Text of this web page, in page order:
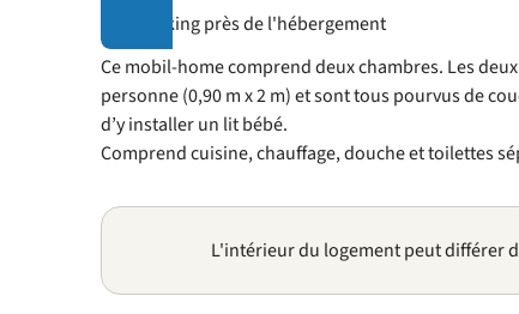
Parking près de l'hébergement
Ce mobil-home comprend deux chambres. Les
personne (0,90 m x 2 m) et sont tous pourvus de
d’y installer un lit bébé.
Comprend cuisine, chauffage, douche et toilettes
L'intérieur du logement peut différer